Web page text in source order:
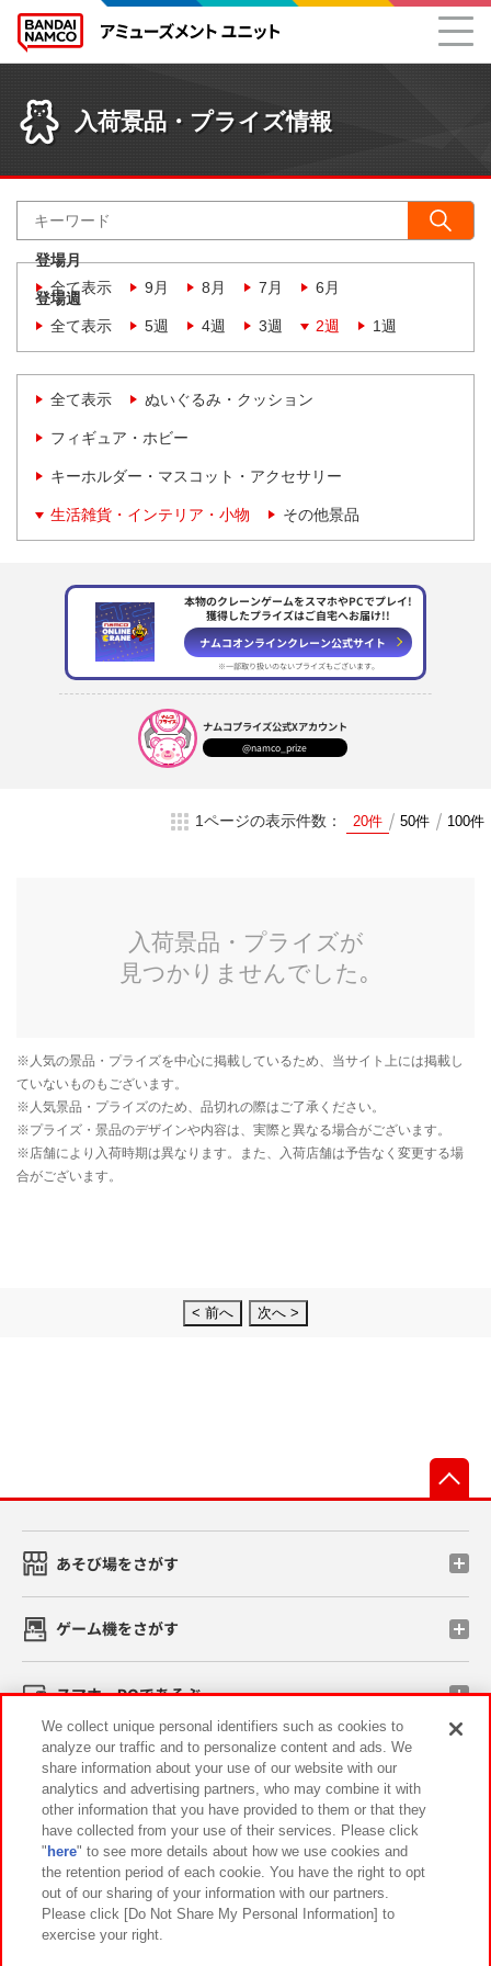
入荷景品・プライズ情報
登場月
全て表示
9月 8月 7月 6月
登場週
全て表示
5週 4週 3週 2週 1週
全て表示 ぬいぐるみ・クッション
フィギュア・ホビー
キーホルダー・マスコット・アクセサリー
生活雑貨・インテリア・小物 その他景品
本物のクレーンゲームをスマホやPCでプレイ!
獲得したプライズはご自宅へお届け!!
ナムコオンラインクレーン公式サイト
※一部取り扱いのないプライズもございます。
ナムコプライズ公式Xアカウント
@namco_prize
1ページの表示件数： 20件 50件 100件
< 前へ 次へ >
あそび場をさがす
ゲーム機をさがす
スマホ・PCであそぶ
イベント・キャンペーン
関連会社 サステナビリティ サイトポリシー
プライバシーポリシー ウェブアクセシビリティ方針と検証結果
お取引先さまとともに
We collect unique personal identifiers such as cookies to
analyze our traffic and to personalize content and ads. We
share information about your use of our website with our
analytics and advertising partners, who may combine it with
other information that you have provided to them or that they
have collected from your use of their services. Please click
" here" to see more details about how we use cookies and
the retention period of each cookie. You have the right to opt
out of our sharing of your information with our partners.
Please click [Do Not Share My Personal Information] to
exercise your right.